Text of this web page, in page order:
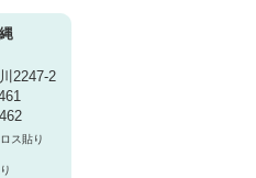
2247-2
ス貼り